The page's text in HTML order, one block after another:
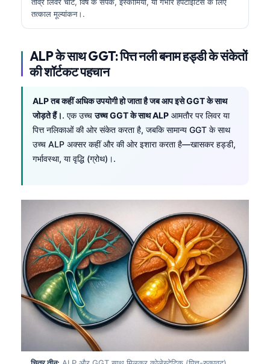
तत्काल मूल्यांकन।.
ALP के साथ GGT: पित्त नली बनाम हड्डी के संकेतों
की शॉर्टकट पहचान
ALP तब कहीं अधिक उपयोगी हो जाता है जब आप इसे GGT के साथ
जोड़ते हैं।. एक उच्चउच्च GGT के साथ ALP आमतौर पर लिवर या
पित्त नलिकाओं की ओर संकेत करता है, जबकि सामान्य GGT के साथ
उच्च ALP अक्सर कहीं और की ओर इशारा करता है—खासकर हड्डी,
गर्भावस्था, या वृद्धि (ग्रोथ)।.